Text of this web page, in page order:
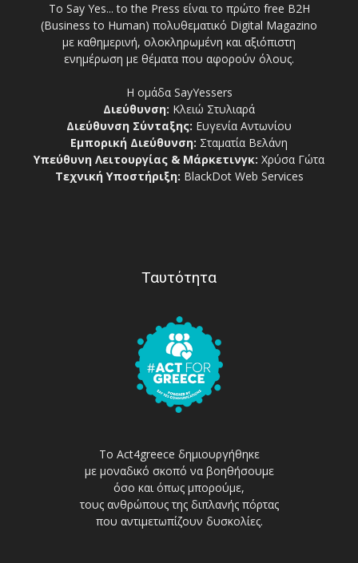
Το Say Yes... to the Press είναι το πρώτο free Β2Η
(Business to Human) πολυθεματικό Digital Magazino
με καθημερινή, ολοκληρωμένη και αξιόπιστη
ενημέρωση με θέματα που αφορούν όλους.
Η ομάδα SayYessers
Διεύθυνση: Κλειώ Στυλιαρά
Διεύθυνση Σύνταξης: Ευγενία Αντωνίου
Εμπορική Διεύθυνση: Σταματία Βελάνη
Υπεύθυνη Λειτουργίας & Μάρκετινγκ: Χρύσα Γώτα
Τεχνική Υποστήριξη: BlackDot Web Services
Ταυτότητα
Το Act4greece δημιουργήθηκε
με μοναδικό σκοπό να βοηθήσουμε
όσο και όπως μπορούμε,
τους ανθρώπους της διπλανής πόρτας
που αντιμετωπίζουν δυσκολίες.